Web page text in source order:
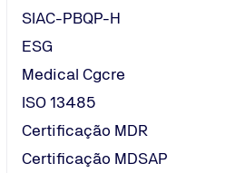
SIAC-PBQP-H
ESG
Medical Cgcre
ISO 13485
Certificação MDR
Certificação MDSAP
cada componente. Por isso, os
críticas.
certificação compulsória